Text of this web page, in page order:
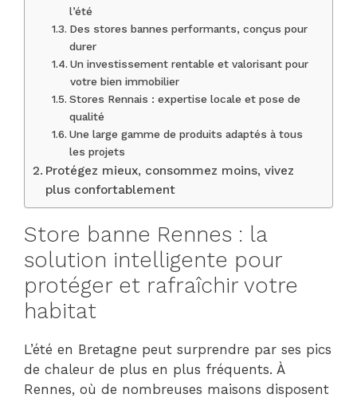
l’été
Des stores bannes performants, conçus pour
durer
Un investissement rentable et valorisant pour
votre bien immobilier
Stores Rennais : expertise locale et pose de
qualité
Une large gamme de produits adaptés à tous
les projets
Protégez mieux, consommez moins, vivez
plus confortablement
Store banne Rennes : la
solution intelligente pour
protéger et rafraîchir votre
habitat
L’été en Bretagne peut surprendre par ses pics
de chaleur de plus en plus fréquents. À
Rennes, où de nombreuses maisons disposent